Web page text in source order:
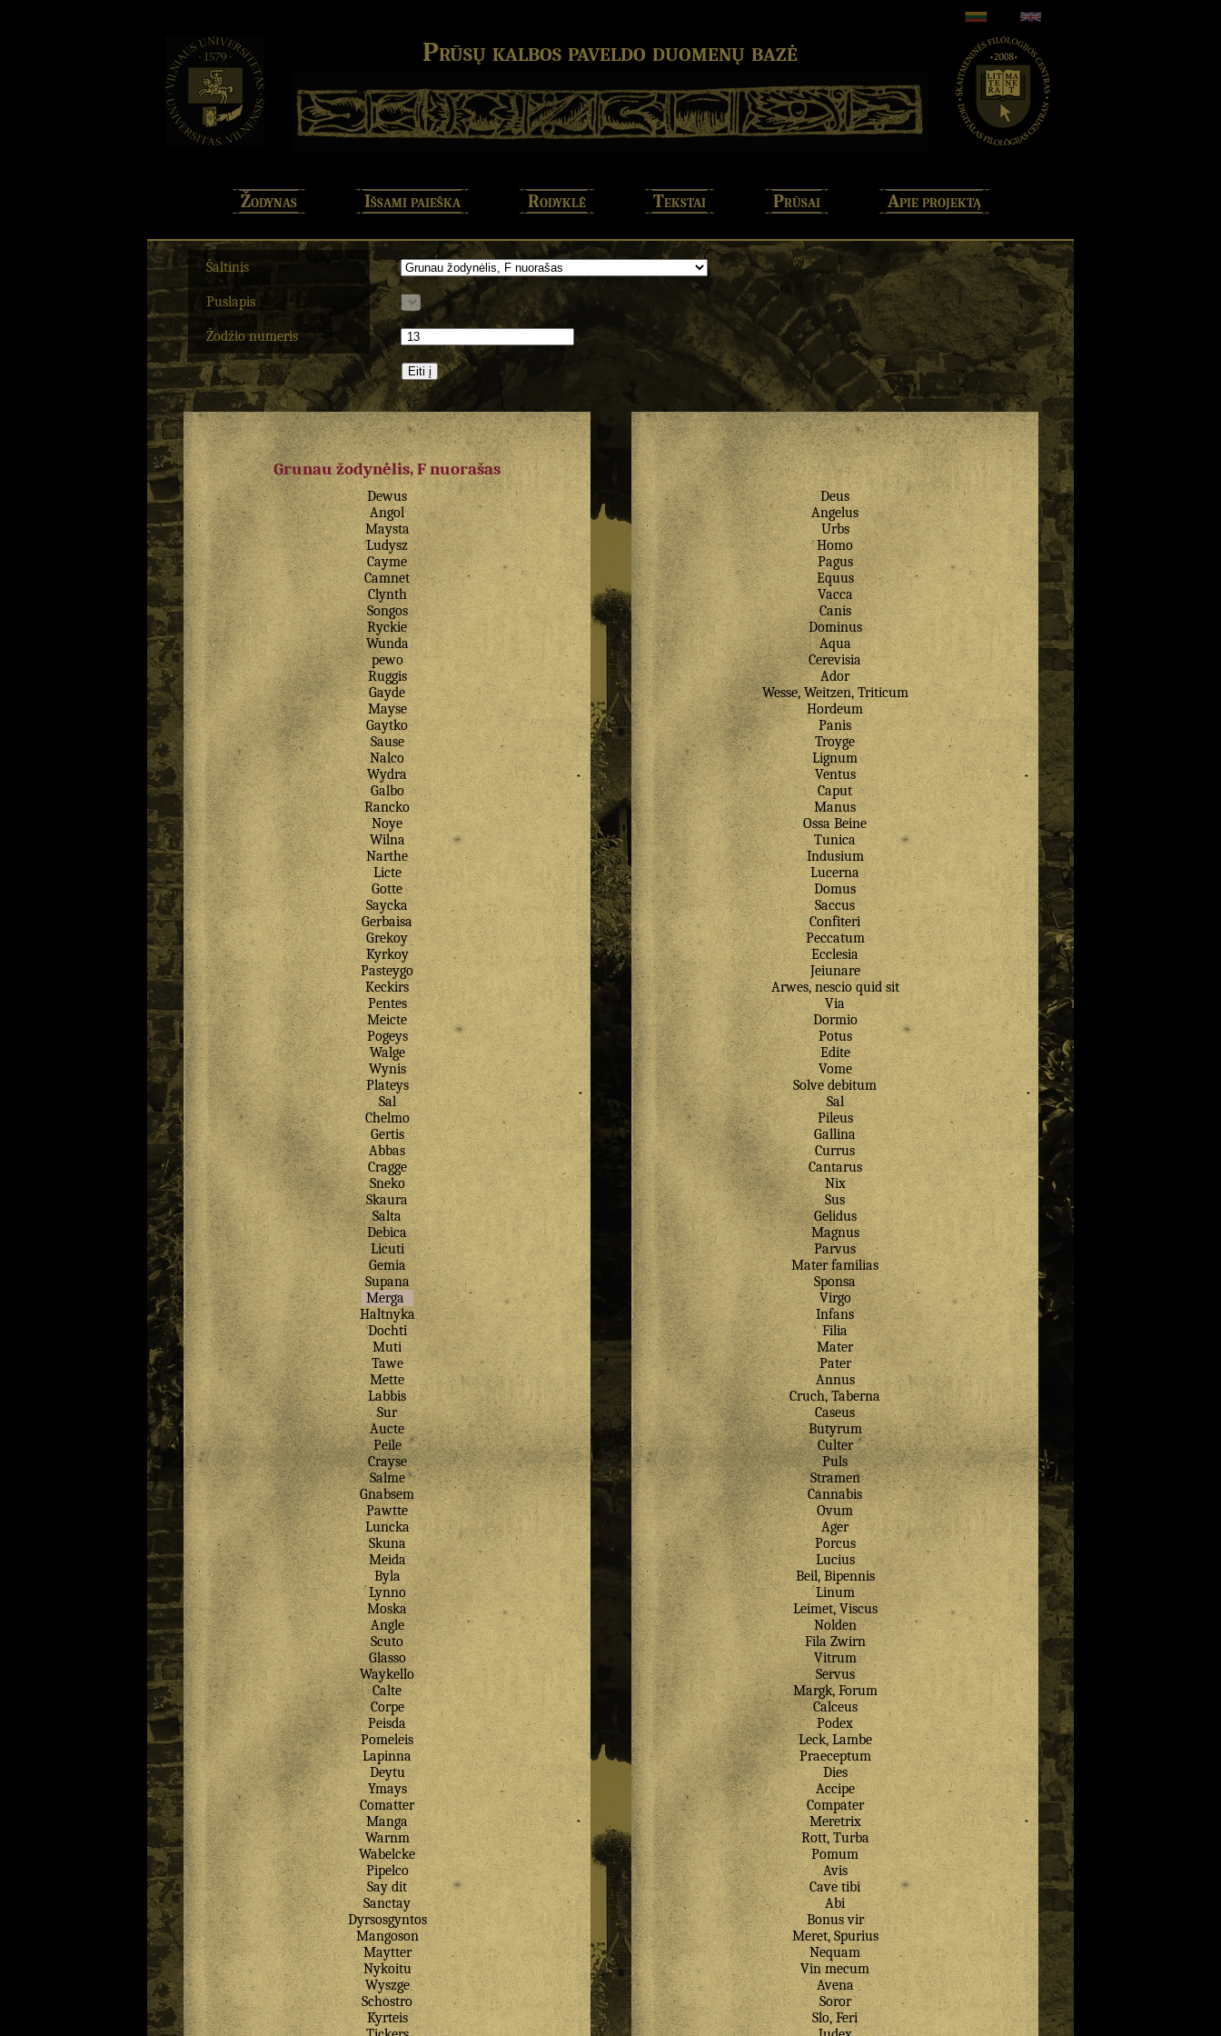
Prūsų kalbos paveldo duomenų bazė
Žodynas Išsami paieška Rodyklė Tekstai Prūsai Apie projektą
Šaltinis
Puslapis
Žodžio numeris
Grunau žodynėlis, F nuorašas
Dewus
Angol
Maysta
Ludysz
Cayme
Camnet
Clynth
Songos
Ryckie
Wunda
pewo
Ruggis
Gayde
Mayse
Gaytko
Sause
Nalco
Wydra
Galbo
Rancko
Noye
Wilna
Narthe
Licte
Gotte
Saycka
Gerbaisa
Grekoy
Kyrkoy
Pasteygo
Keckirs
Pentes
Meicte
Pogeys
Walge
Wynis
Plateys
Sal
Chelmo
Gertis
Abbas
Cragge
Sneko
Skaura
Salta
Debica
Licuti
Gemia
Supana
Merga
Haltnyka
Dochti
Muti
Tawe
Mette
Labbis
Sur
Aucte
Peile
Crayse
Salme
Gnabsem
Pawtte
Luncka
Skuna
Meida
Byla
Lynno
Moska
Angle
Scuto
Glasso
Waykello
Calte
Corpe
Peisda
Pomeleis
Lapinna
Deytu
Ymays
Comatter
Manga
Warnm
Wabelcke
Pipelco
Say dit
Sanctay
Dyrsosgyntos
Mangoson
Maytter
Nykoitu
Wyszge
Schostro
Kyrteis
Deus
Angelus
Urbs
Homo
Pagus
Equus
Vacca
Canis
Dominus
Aqua
Cerevisia
Ador
Wesse, Weitzen, Triticum
Hordeum
Panis
Troyge
Lignum
Ventus
Caput
Manus
Ossa Beine
Tunica
Indusium
Lucerna
Domus
Saccus
Confiteri
Peccatum
Ecclesia
Jeiunare
Arwes, nescio quid sit
Via
Dormio
Potus
Edite
Vome
Solve debitum
Sal
Pileus
Gallina
Currus
Cantarus
Nix
Sus
Gelidus
Magnus
Parvus
Mater familias
Sponsa
Virgo
Infans
Filia
Mater
Pater
Annus
Cruch, Taberna
Caseus
Butyrum
Culter
Puls
Stramen
Cannabis
Ovum
Ager
Porcus
Lucius
Beil, Bipennis
Linum
Leimet, Viscus
Nolden
Fila Zwirn
Vitrum
Servus
Margk, Forum
Calceus
Podex
Leck, Lambe
Praeceptum
Dies
Accipe
Compater
Meretrix
Rott, Turba
Pomum
Avis
Cave tibi
Abi
Bonus vir
Meret, Spurius
Nequam
Vin mecum
Avena
Soror
Slo, Feri